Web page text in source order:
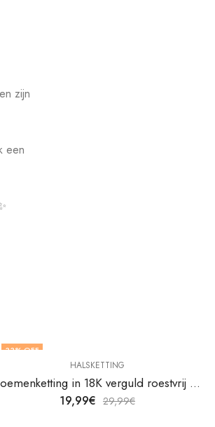
zijn
een
33% OFF
HALSKETTING
Bloemenketting in 18K verguld roestvrij staal van V&F Juweliers
19,99€ 29,99€